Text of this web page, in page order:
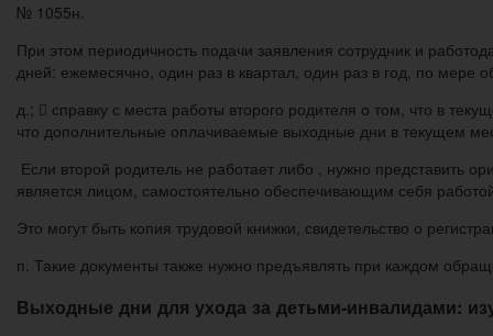
№ 1055н.
При этом периодичность подачи заявления сотрудник и
дней: ежемесячно, один раз в квартал, один раз в год, по мере
д.;  справку с места работы второго родителя о том, что в
что дополнительные оплачиваемые выходные дни в текущем
Если второй родитель не работает либо , нужно представить
является лицом, самостоятельно обеспечивающим себя
Это могут быть копия трудовой книжки, свидетельство о
п. Такие документы также нужно предъявлять при каждом
Выходные дни для ухода за детьми-инвалидами: